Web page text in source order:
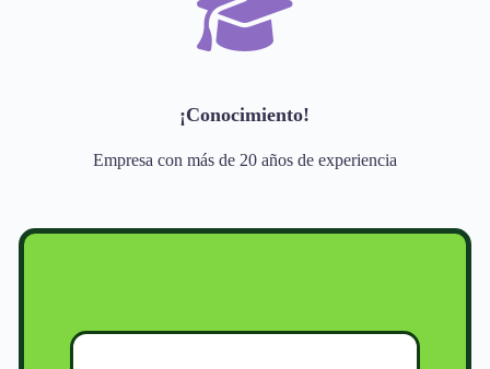
¡Conocimiento!
Empresa con más de 20 años de experiencia